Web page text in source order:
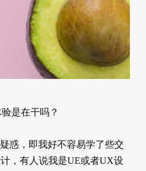
是在干吗？
惑，即我好不容易学了些交
，有人说我是UE或者UX设